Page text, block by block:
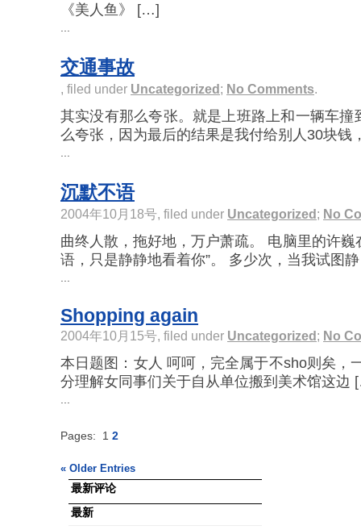
《美人鱼》 […]
交通事故
, filed under Uncategorized ; No Comments.
其实没有那么夸张。就是上班路上和一辆车撞
么夸张，因为最后的结果是我付给别人30块
沉默不语
2004年10月18号, filed under Uncategorized ; No
曲终人散，拖好地，万户萧疏。 电脑里的许巍
语，只是静静地看着你”。 多少次，当我试图
Shopping again
2004年10月15号, filed under Uncategorized ; No
本日题图：女人 呵呵，完全属于不sho则矣，
分理解女同事们关于自从单位搬到美术馆这边
Pages: 1 2
« Older Entries
最新评论
最新